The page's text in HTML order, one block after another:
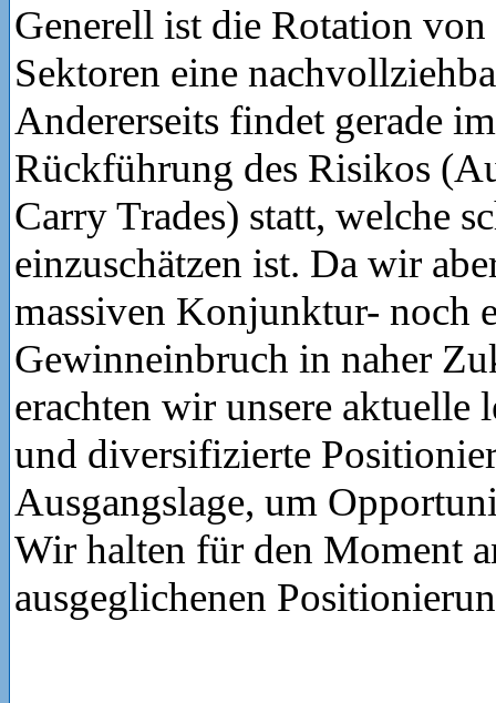
Generell ist die Rotation
Sektoren eine
Andererseits findet gerade
Rückführung des Risikos
Carry Trades) statt, welche
einzuschätzen ist. Da wir
massiven Konjunktur- noch
Gewinneinbruch in naher
erachten wir unsere aktuelle
und diversifizierte
Ausgangslage, um
Wir halten für den Moment
ausgeglichenen